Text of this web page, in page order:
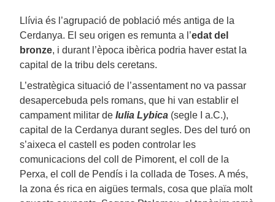
Llívia és l’agrupació de població més antiga de la
Cerdanya. El seu origen es remunta a l’edat del
bronze, i durant l’època ibèrica podria haver estat la
capital de la tribu dels ceretans.
L’estratègica situació de l’assentament no va passar
desapercebuda pels romans, que hi van establir el
campament militar de Iulia Lybica (segle I a.C.),
capital de la Cerdanya durant segles. Des del turó on
s’aixeca el castell es poden controlar les
comunicacions del coll de Pimorent, el coll de la
Perxa, el coll de Pendís i la collada de Toses. A més,
la zona és rica en aigües termals, cosa que plaïa molt